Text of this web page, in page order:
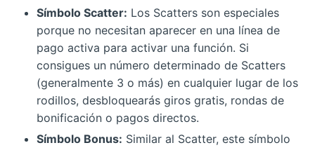
Símbolo Scatter: Los Scatters son especiales
porque no necesitan aparecer en una línea de
pago activa para activar una función. Si
consigues un número determinado de Scatters
(generalmente 3 o más) en cualquier lugar de los
rodillos, desbloquearás giros gratis, rondas de
bonificación o pagos directos.
Símbolo Bonus: Similar al Scatter, este símbolo